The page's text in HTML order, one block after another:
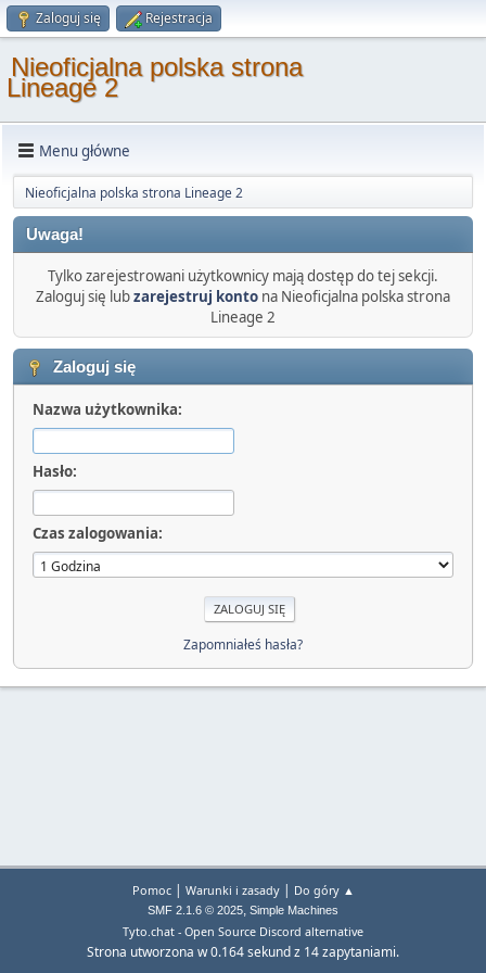
Zaloguj się Rejestracja
Nieoficjalna polska strona
Lineage 2
Menu główne
Nieoficjalna polska strona Lineage 2
Uwaga!
Tylko zarejestrowani użytkownicy mają dostęp do tej sekcji.
Zaloguj się lubzarejestruj konto na Nieoficjalna polska strona
Lineage 2
Zaloguj się
Nazwa użytkownika:
Hasło:
Czas zalogowania:
Zapomniałeś hasła?
Pomoc| Warunki i zasady| Do góry ▲
SMF 2.1.6 © 2025, Simple Machines
Tyto.chat - Open Source Discord alternative
Strona utworzona w 0.164 sekund z 14 zapytaniami.